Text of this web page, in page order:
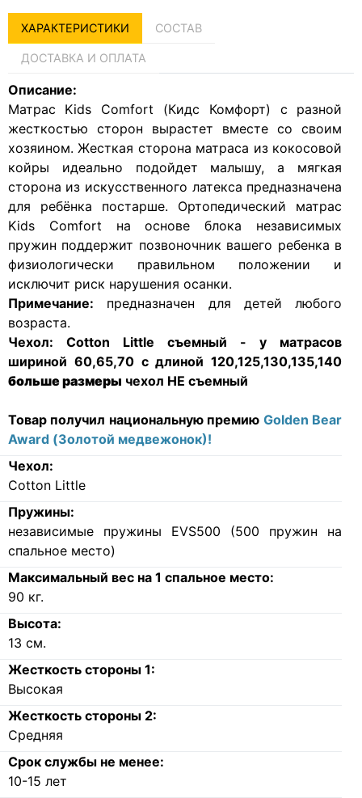
ХАРАКТЕРИСТИКИ СОСТАВ
ДОСТАВКА И ОПЛАТА
Описание:
Матрас Kids Сomfort (Кидс Комфорт) с разной
жесткостью сторон вырастет вместе со своим
хозяином. Жесткая сторона матраса из кокосовой
койры идеально подойдет малышу, а мягкая
сторона из искусственного латекса предназначена
для ребёнка постарше. Ортопедический матрас
Kids Сomfort на основе блока независимых
пружин поддержит позвоночник вашего ребенка в
физиологически правильном положении и
исключит риск нарушения осанки.
Примечание: предназначен для детей любого
возраста.
Чехол: Cotton Little съемный - у матрасов
шириной 60,65,70 с длиной 120,125,130,135,140
больше размеры чехол НЕ съемный
Товар получил национальную премию Golden Bear
Award (Золотой медвежонок)!
Чехол:
Cotton Little
Пружины:
независимые пружины EVS500 (500 пружин на
спальное место)
Максимальный вес на 1 спальное место:
90 кг.
Высота:
13 см.
Жесткость стороны 1:
Высокая
Жесткость стороны 2:
Средняя
Срок службы не менее:
10-15 лет